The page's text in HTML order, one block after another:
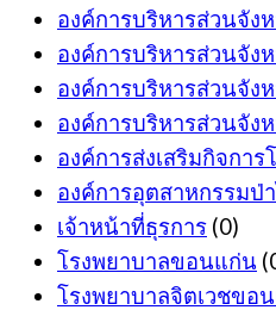
องค์การบริหารส่วนจัง
องค์การบริหารส่วนจัง
องค์การบริหารส่วนจัง
องค์การบริหารส่วนจัง
องค์การส่งเสริมกิจกา
องค์การอุตสาหกรรมป่
เจ้าหน้าที่ธุรการ (0)
โรงพยาบาลขอนแก่น
โรงพยาบาลจิตเวชข